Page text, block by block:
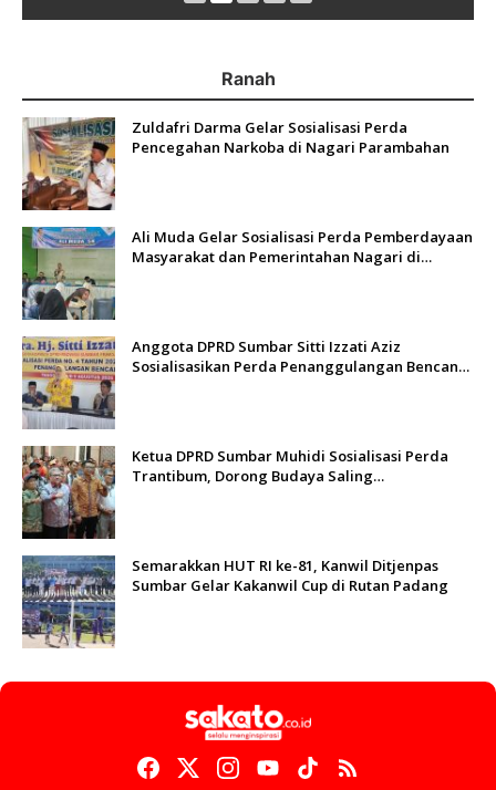
Ranah
Zuldafri Darma Gelar Sosialisasi Perda
Pencegahan Narkoba di Nagari Parambahan
Ali Muda Gelar Sosialisasi Perda Pemberdayaan
Masyarakat dan Pemerintahan Nagari di
Anggota DPRD Sumbar Sitti Izzati Aziz
Sosialisasikan Perda Penanggulangan Bencana
Ketua DPRD Sumbar Muhidi Sosialisasi Perda
Trantibum, Dorong Budaya Saling
Semarakkan HUT RI ke-81, Kanwil Ditjenpas
Sumbar Gelar Kakanwil Cup di Rutan Padang